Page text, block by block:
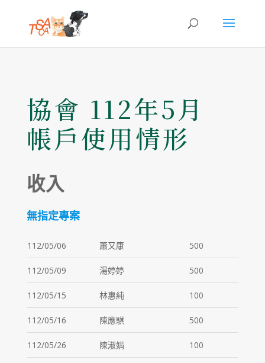
協會 112年5月
帳戶使用情形
收入
無指定專案
112/05/06 蕭又康 500
112/05/09 湯婷婷 500
112/05/15 林惠純 100
112/05/16 陳應騏 500
112/05/26 陳淑娟 100